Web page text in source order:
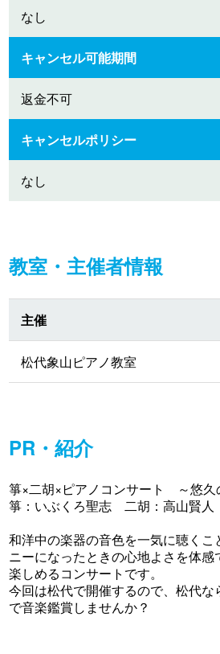
なし
キャンセル可能期間
返金不可
キャンセルポリシー
なし
教室・主催者情報
主催
松代象山ピアノ教室
PR・紹介
箏×二胡×ピアノコンサート ～悠久
箏：いぶくろ聖志 二胡：高山賢
和洋中の楽器の音色を一気に聴く
ニーになったときの心地よさを体
楽しめるコンサートです。
今回は松代で開催するので、松代
で音楽鑑賞しませんか？